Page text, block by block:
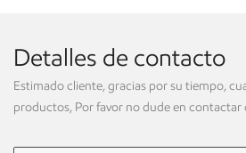
Detalles de contacto
Estimado cliente, gracias por su tiempo,
productos, Por favor no dude en contactar